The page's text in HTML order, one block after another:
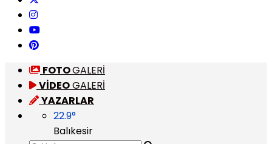
FOTOGALERİ
VİDEOGALERİ
YAZARLAR
22.9°
Balıkesir